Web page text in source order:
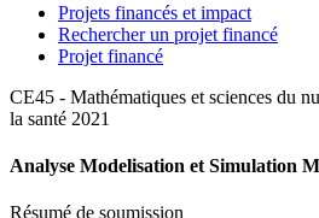
Projets financés et impact
Rechercher un projet financé
Projet financé
CE45 - Mathématiques et sciences du
la santé 2021
Analyse Modelisation et Simulation
Résumé de soumission